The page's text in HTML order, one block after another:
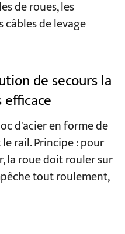
de roues, les
de levage
de secours la
d'acier en forme de
rail. Principe : pour
la roue doit rouler sur
tout roulement,